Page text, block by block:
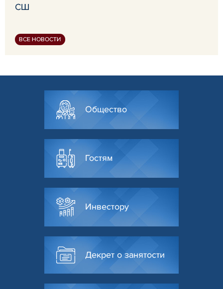
СШ
ВСЕ НОВОСТИ
Общество
Гостям
Инвестору
Декрет о занятости